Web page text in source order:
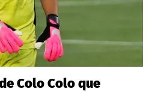
Colo Colo que